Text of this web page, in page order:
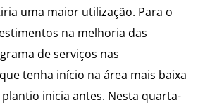
uma maior utilização. Para o
na melhoria das
de serviços nas
tenha início na área mais baixa
inicia antes. Nesta quarta-